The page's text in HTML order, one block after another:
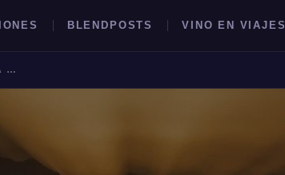
BLENDPOSTS VINO EN VIAJES
ATARDECERES EN BODEGA SÉPTIMA, UNA OPCIÓN PARA SEMANA SANTA